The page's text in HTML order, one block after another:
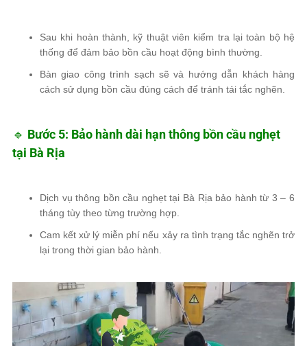
Sau khi hoàn thành, kỹ thuật viên kiểm tra lại toàn bộ hệ
thống để đảm bảo bồn cầu hoạt động bình thường.
Bàn giao công trình sạch sẽ và hướng dẫn khách hàng
cách sử dụng bồn cầu đúng cách để tránh tái tắc nghẽn
🔹 Bước 5: Bảo hành dài hạn thông bồn cầu nghẹt
tại Bà Rịa
Dịch vụ thông bồn cầu nghẹt tại Bà Rịa bảo hành từ 3 – 6
tháng tùy theo từng trường hợp.
Cam kếtxử lý miễn phí nếu xảy ra tình trạng tắc nghẽn trở
lại trong thời gian bảo hành.